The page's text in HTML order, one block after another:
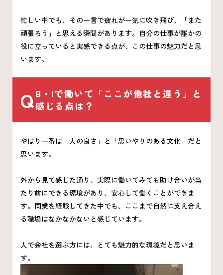
忙しい中でも、その一言で疲れが一気に吹き飛び、「また
頑張ろう」と思える瞬間があります。自分の仕事が誰かの
役に立っていると実感できる点が、この仕事の魅力だと思
います。
QB・Iで働いて「ここが他社と違う」と
感じる点は？
やはり一番は「人の良さ」と「思いやりのある文化」だと
思います。
外から見て感じた通り、実際に働いてみても助け合いが当
たり前にできる環境があり、安心して働くことができま
す。同業を経験してきた中でも、ここまで自然に支え合え
る職場はなかなかないと感じています。
人で会社を選ぶ方には、とても魅力的な環境だと思いま
す。